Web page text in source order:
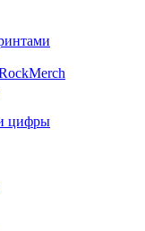
цифры